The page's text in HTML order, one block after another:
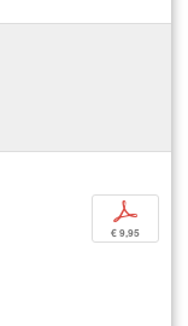
p
€ 9,95